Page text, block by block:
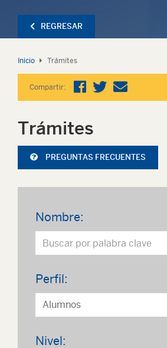
REGRESAR
Inicio Trámites
Compartir:
Trámites
PREGUNTAS FRECUENTES
Nombre:
Perfil:
Nivel: